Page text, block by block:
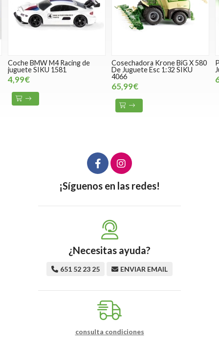
Coche BMW M4 Racing de
juguete SIKU 1581
4,99€
Cosechadora Krone BiG X 580
De Juguete Esc 1:32 SIKU
4066
65,99€
¡Síguenos en las redes!
¿Necesitas ayuda?
651 52 23 25 ENVIAR EMAIL
consulta condiciones